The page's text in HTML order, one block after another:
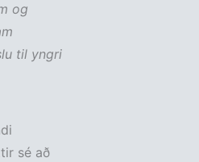
og
til yngri
sé að